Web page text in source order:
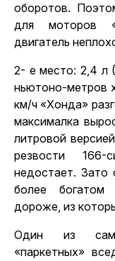
оборотов.
для моторов
двигатель
2- е место: 2,4 л
ньютоно-метров
км/ч «Хонда»
максималка
литровой
резвости
недостает.
более богатом
дороже, из
Один из
«паркетных»